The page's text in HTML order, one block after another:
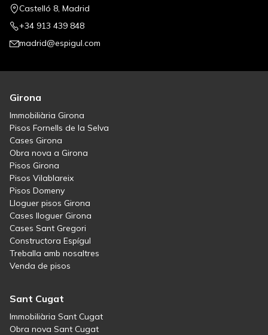
Castelló 8, Madrid
+34 913 439 848
madrid@espigul.com
Girona
Immobiliària Girona
Pisos Fornells de la Selva
Cases Girona
Obra nova a Girona
Pisos Girona
Pisos Vilablareix
Pisos Domeny
Lloguer pisos Girona
Cases lloguer Girona
Cases Sant Gregori
Constructora Espígul
Treballa amb nosaltres
Venda de pisos
Sant Cugat
Immobiliària Sant Cugat
Obra nova Sant Cugat